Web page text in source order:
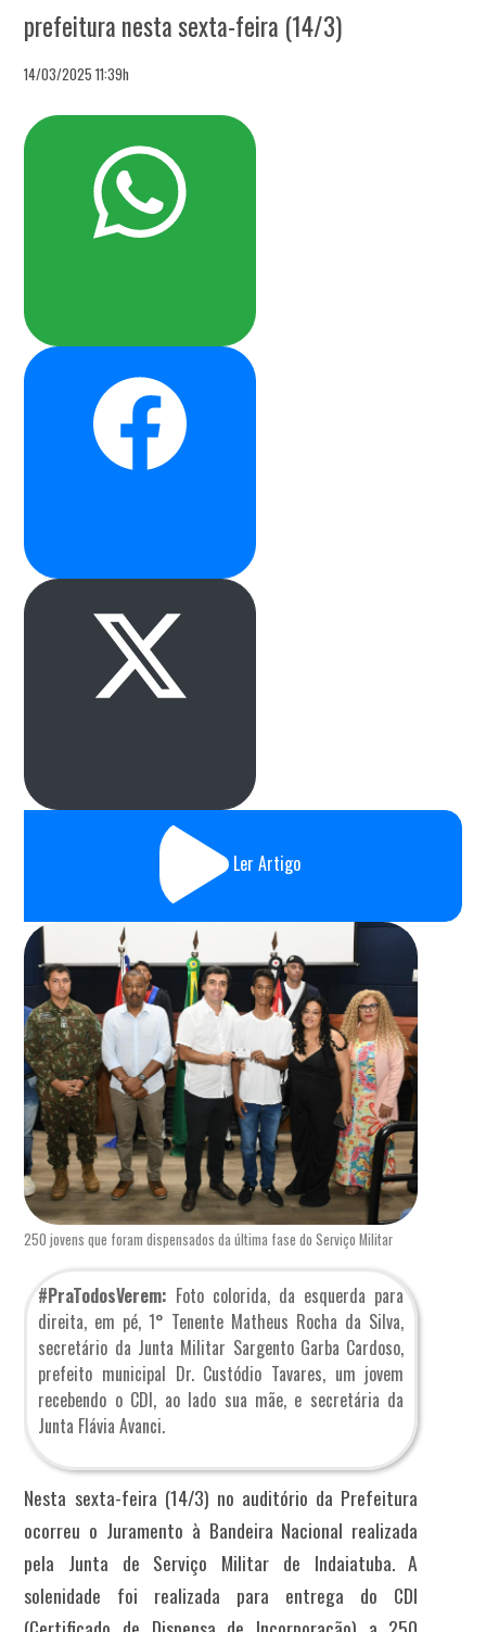
prefeitura nesta sexta-feira (14/3)
14/03/2025 11:39h
Ler Artigo
250 jovens que foram dispensados da última fase do Serviço Militar
#PraTodosVerem: Foto colorida, da esquerda para
direita, em pé, 1° Tenente Matheus Rocha da Silva,
secretário da Junta Militar Sargento Garba Cardoso,
prefeito municipal Dr. Custódio Tavares, um jovem
recebendo o CDI, ao lado sua mãe, e secretária da
Junta Flávia Avanci.
Nesta sexta-feira (14/3) no auditório da Prefeitura
ocorreu o Juramento à Bandeira Nacional realizada
pela Junta de Serviço Militar de Indaiatuba. A
solenidade foi realizada para entrega do CDI